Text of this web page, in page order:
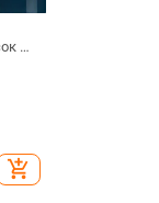
и
add_shopping_cart